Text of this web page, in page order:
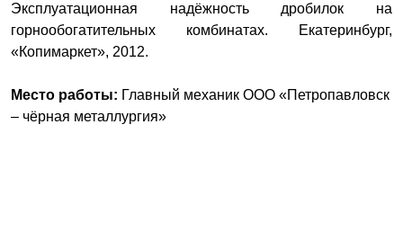
Эксплуатационная надёжность дробилок на
горнообогатительных комбинатах. Екатеринбург,
«Копимаркет», 2012.
Место работы: Главный механик ООО «Петропавловск
– чёрная металлургия»